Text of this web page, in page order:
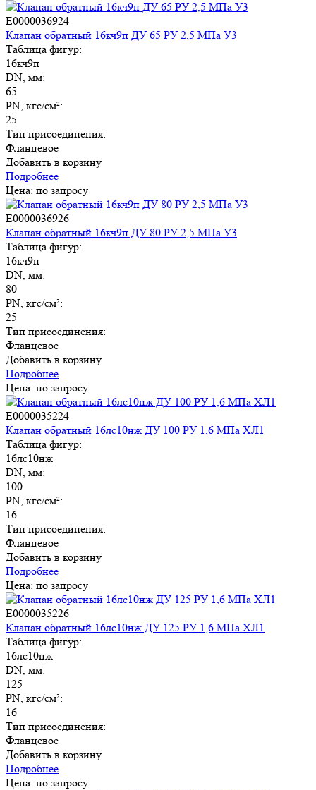
E0000036924
Клапан обратный 16кч9п ДУ 65 РУ 2,5 МПа У3
Таблица фигур:
16кч9п
DN, мм:
65
PN, кгс/см²:
25
Тип присоединения:
Фланцевое
Добавить в корзину
Подробнее
Цена: по запросу
E0000036926
Клапан обратный 16кч9п ДУ 80 РУ 2,5 МПа У3
Таблица фигур:
16кч9п
DN, мм:
80
PN, кгс/см²:
25
Тип присоединения:
Фланцевое
Добавить в корзину
Подробнее
Цена: по запросу
E0000035224
Клапан обратный 16лс10нж ДУ 100 РУ 1,6 МПа ХЛ1
Таблица фигур:
16лс10нж
DN, мм:
100
PN, кгс/см²:
16
Тип присоединения:
Фланцевое
Добавить в корзину
Подробнее
Цена: по запросу
E0000035226
Клапан обратный 16лс10нж ДУ 125 РУ 1,6 МПа ХЛ1
Таблица фигур:
16лс10нж
DN, мм:
125
PN, кгс/см²:
16
Тип присоединения:
Фланцевое
Добавить в корзину
Подробнее
Цена: по запросу